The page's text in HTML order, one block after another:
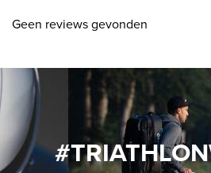
Geen reviews gevonden